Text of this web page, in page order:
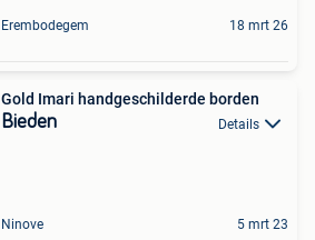
Erembodegem 18 mrt 26
Gold Imari handgeschilderde borden
Bieden Details
Ninove 5 mrt 23